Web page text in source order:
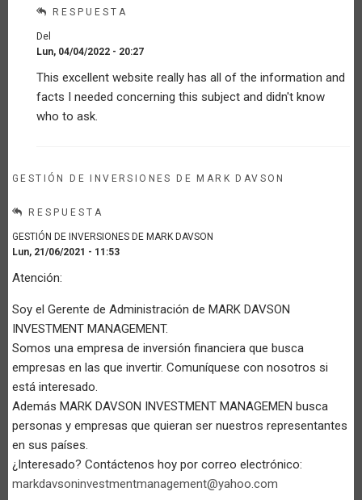
en
época
de
Covid-
por
Invitado
RESPUESTA
Del
Lun, 04/04/2022 - 20:27
respuesta
a
Reflexiones
Familiar
de
Covid-
por
(no
verificado)
This excellent website really has all of the information and
facts I needed concerning this subject and didn't know
who to ask.
GESTIÓN DE INVERSIONES DE MARK DAVSON
RESPUESTA
GESTIÓN DE INVERSIONES DE MARK DAVSON
Lun, 21/06/2021 - 11:53
Atención:
Soy el Gerente de Administración de MARK DAVSON
INVESTMENT MANAGEMENT.
Somos una empresa de inversión financiera que busca
empresas en las que invertir. Comuníquese con nosotros si
está interesado.
Además MARK DAVSON INVESTMENT MANAGEMEN busca
personas y empresas que quieran ser nuestros representantes
en sus países.
¿Interesado? Contáctenos hoy por correo electrónico:
markdavsoninvestmentmanagement@yahoo.com